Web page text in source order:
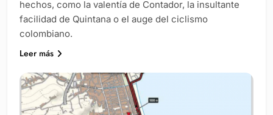
hechos, como la valentía de Contador, la insultante
facilidad de Quintana o el auge del ciclismo
colombiano.
Leer más